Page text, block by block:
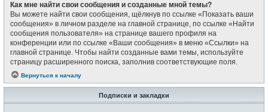
Как мне найти свои сообщения и созданные мной темы?
Вы можете найти свои сообщения, щёлкнув по ссылке «Показать ваши
сообщения» в личном разделе на главной странице, по ссылке «Найти
сообщения пользователя» на странице вашего профиля на
конференции или по ссылке «Ваши сообщения» в меню «Ссылки» на
главной странице. Чтобы найти созданные вами темы, используйте
страницу расширенного поиска, заполнив соответствующие поля.
Вернуться к началу
Подписки и закладки